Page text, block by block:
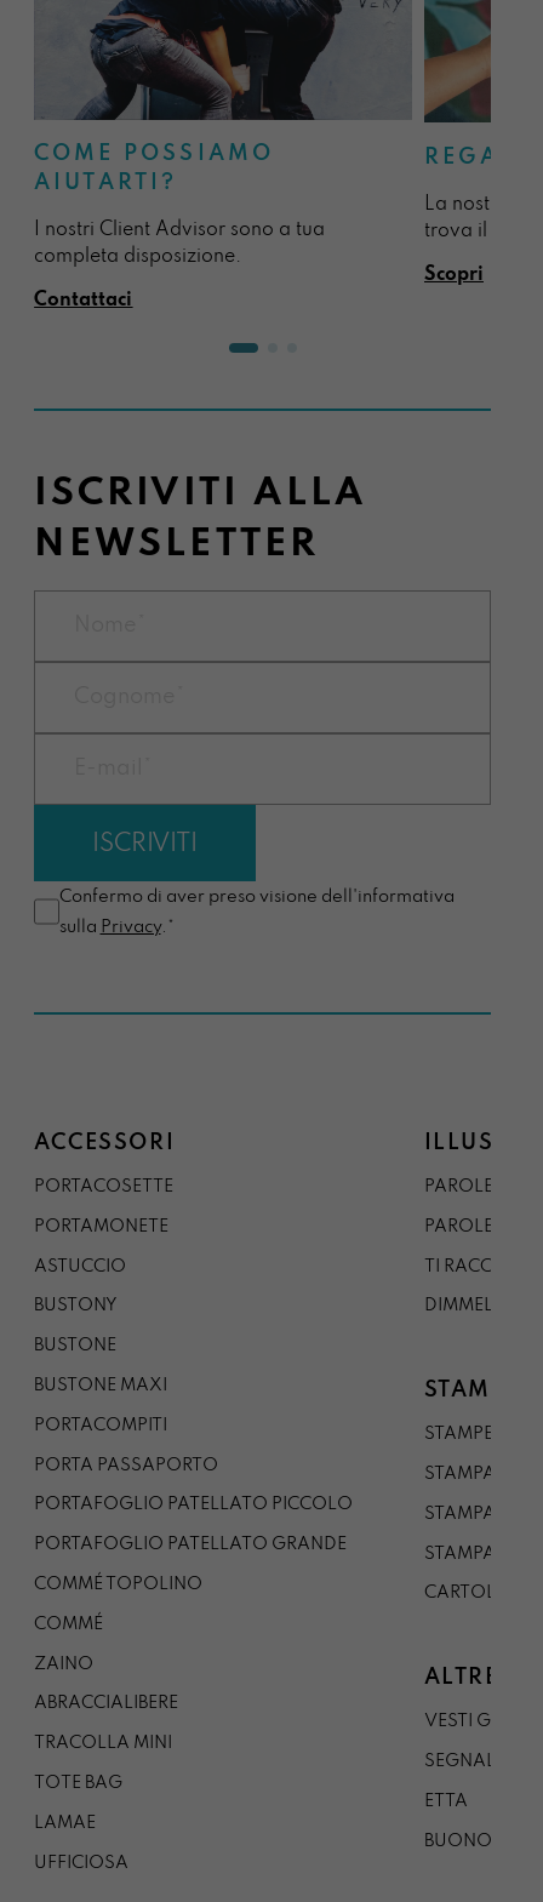
COME POSSIAMO
AIUTARTI?
I nostri Client Advisor sono a tua
completa disposizione.
Contattaci
La nostra
trova il
Scopri
ISCRIVITI ALLA
NEWSLETTER
Confermo di aver preso visione dell'informativa
sulla Privacy.*
ACCESSORI
PORTACOSETTE
PORTAMONETE
ASTUCCIO
BUSTONY
BUSTONE
BUSTONE MAXI
PORTACOMPITI
PORTA PASSAPORTO
PORTAFOGLIO PATELLATO PICCOLO
PORTAFOGLIO PATELLATO GRANDE
COMMÉ TOPOLINO
COMMÉ
ZAINO
ABRACCIALIBERE
TRACOLLA MINI
TOTE BAG
LAMAE
UFFICIOSA
PAROLE DAL
PAROLE DA
TI
DIMMELO
STAMPE
STAMPE A5
STAMPA A3
STAMPA A1
STAMPA A0
CARTOLINA
ALTRE
VESTI
SEGNALIBRO
ETTA
BUONO